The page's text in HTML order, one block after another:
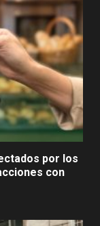
por los
con